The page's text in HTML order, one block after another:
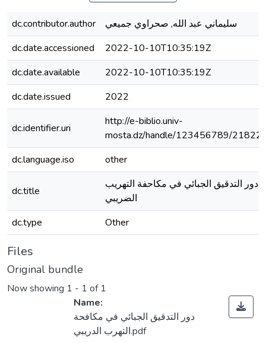
dc.contributor.author
سليماني عبد الله, صحراوي جميعي
dc.date.accessioned
2022-10-10T10:35:19Z
dc.date.available
2022-10-10T10:35:19Z
dc.date.issued
2022
dc.identifier.uri
http://e-biblio.univ-
mosta.dz/handle/123456789/21822
dc.language.iso
other
dc.title
دور التدقيق الجبائي في مكاحفة التهريب
الضريبي
dc.type
Other
Files
Original bundle
Now showing 1 - 1 of 1
Name:
دور التدقيق الجبائي في مكافحة
التهرب الدريبي.pdf